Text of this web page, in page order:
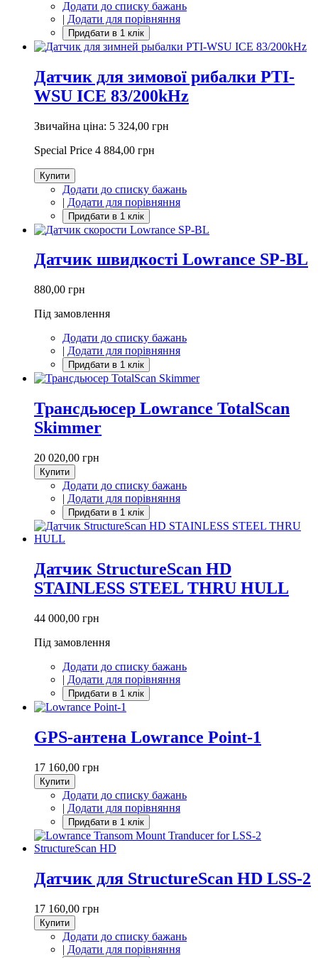
Додати до списку бажань
| Додати для порівняння
Датчик для зимової рибалки PTI-
WSU ICE 83/200kHz
Звичайна ціна: 5 324,00 грн
Special Price 4 884,00 грн
Купити
Додати до списку бажань
| Додати для порівняння
Датчик швидкості Lowrance SP-BL
880,00 грн
Під замовлення
Додати до списку бажань
| Додати для порівняння
Трансдьюсер Lowrance TotalScan
Skimmer
20 020,00 грн
Купити
Додати до списку бажань
| Додати для порівняння
Датчик StructureScan HD
STAINLESS STEEL THRU HULL
44 000,00 грн
Під замовлення
Додати до списку бажань
| Додати для порівняння
GPS-антена Lowrance Point-1
17 160,00 грн
Купити
Додати до списку бажань
| Додати для порівняння
Датчик для StructureScan HD LSS-2
17 160,00 грн
Купити
Додати до списку бажань
| Додати для порівняння